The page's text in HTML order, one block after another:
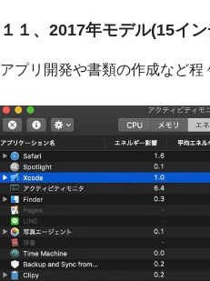
１１、2017年モデル(15イ
アプリ開発や書類の作成など程